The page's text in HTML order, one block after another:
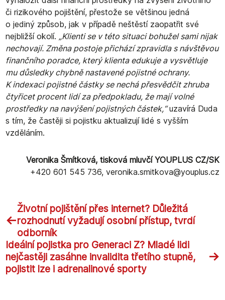
či rizikového pojištění, přestože se většinou jedná
o jediný způsob, jak v případě neštěstí zaopatřit své
nejbližší okolí. „Klienti se v této situaci bohužel sami nijak
nechovají. Změna postoje přichází zpravidla s návštěvou
finančního poradce, který klienta edukuje a vysvětluje
mu důsledky chybně nastavené pojistné ochrany.
K indexaci pojistné částky se nechá přesvědčit zhruba
čtyřicet procent lidí za předpokladu, že mají volné
prostředky na navýšení pojistných částek,“uzavírá Duda
s tím, že častěji si pojistku aktualizují lidé s vyšším
vzděláním.
Veronika Šmítková, tisková mluvčí YOUPLUS CZ/SK
+420 601 545 736, veronika.smitkova@youplus.cz
←
Životní pojištění přes internet? Důležitá
rozhodnutí vyžadují osobní přístup, tvrdí
odborník
Ideální pojistka pro Generaci Z? Mladé lidi
nejčastěji zasáhne invalidita třetího stupně,
pojistit lze i adrenalinové sporty
→